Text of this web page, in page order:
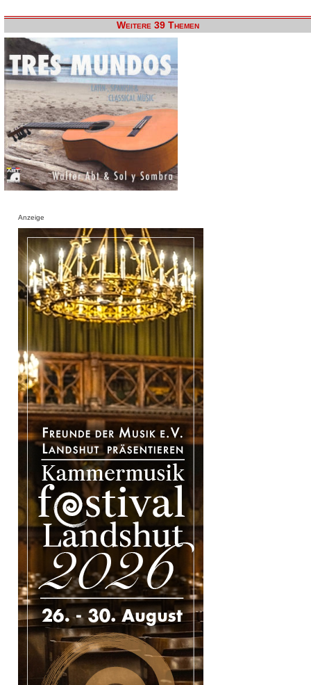
Weitere 39 Themen
Anzeige